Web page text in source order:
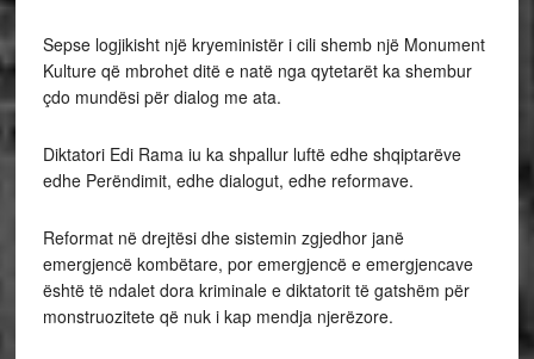
Sepse logjikisht një kryeministër i cili shemb një Monument
Kulture që mbrohet ditë e natë nga qytetarët ka shembur
çdo mundësi për dialog me ata.
Diktatori Edi Rama iu ka shpallur luftë edhe shqiptarëve
edhe Perëndimit, edhe dialogut, edhe reformave.
Reformat në drejtësi dhe sistemin zgjedhor janë
emergjencë kombëtare, por emergjencë e emergjencave
është të ndalet dora kriminale e diktatorit të gatshëm për
monstruozitete që nuk i kap mendja njerëzore.